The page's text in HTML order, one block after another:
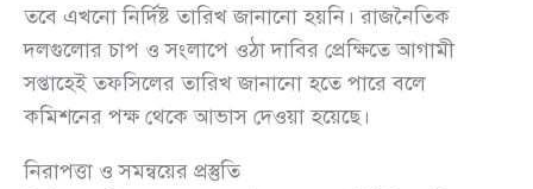
তবে এখনো নির্দিষ্ট তারিখ জানানো হয়নি। রাজনৈতিক
দলগুলোর চাপ ও সংলাপে ওঠা দাবির প্রেক্ষিতে আগামী
সপ্তাহেই তফসিলের তারিখ জানানো হতে পারে বলে
কমিশনের পক্ষ থেকে আভাস দেওয়া হয়েছে।
নিরাপত্তা ও সমন্বয়ের প্রস্তুতি